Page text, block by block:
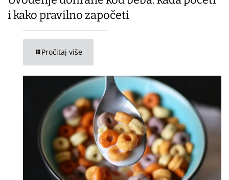
i kako pravilno započeti
Pročitaj više